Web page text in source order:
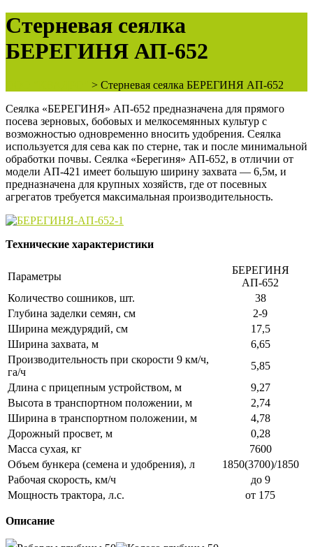
Стерневая сеялка
БЕРЕГИНЯ АП-652
> Стерневая сеялка БЕРЕГИНЯ АП-652
Сеялка «БЕРЕГИНЯ» АП-652 предназначена для прямого
посева зерновых, бобовых и мелкосемянных культур с
возможностью одновременно вносить удобрения. Сеялка
используется для сева как по стерне, так и после минимальной
обработки почвы. Сеялка «Берегиня» АП-652, в отличии от
модели АП-421 имеет большую ширину захвата — 6,5м, и
предназначена для крупных хозяйств, где от посевных
агрегатов требуется максимальная производительность.
Технические характеристики
Параметры
БЕРЕГИНЯ
АП-652
Количество сошников, шт.
38
Глубина заделки семян, см
2-9
Ширина междурядий, см
17,5
Ширина захвата, м
6,65
Производительность при скорости 9 км/ч,
га/ч
5,85
Длина с прицепным устройством, м
9,27
Высота в транспортном положении, м
2,74
Ширина в транспортном положении, м
4,78
Дорожный просвет, м
0,28
Масса сухая, кг
7600
Объем бункера (семена и удобрения), л
1850(3700)/1850
Рабочая скорость, км/ч
до 9
Мощность трактора, л.с.
от 175
Описание